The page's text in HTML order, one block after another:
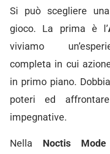
Si può scegliere
gioco. La prima è l’
viviamo
completa in cui
in primo piano.
poteri ed
impegnative.
Nella Noctis Mode